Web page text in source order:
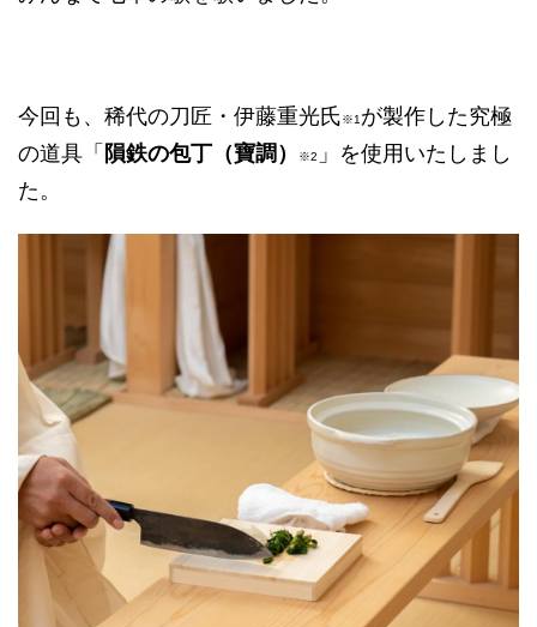
今回も、稀代の刀匠・伊藤重光氏※1 が製作した究極
の道具「 隕鉄の包丁（寶調） ※2
」を使用いたしまし
た。